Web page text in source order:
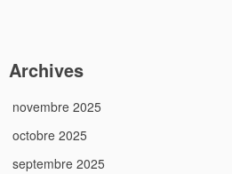
Archives
novembre 2025
octobre 2025
septembre 2025